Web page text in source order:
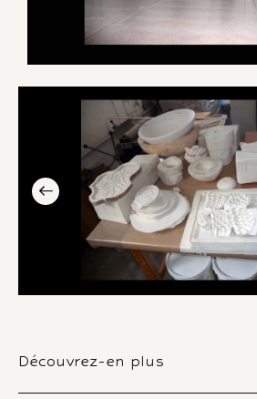
Découvrez-en plus